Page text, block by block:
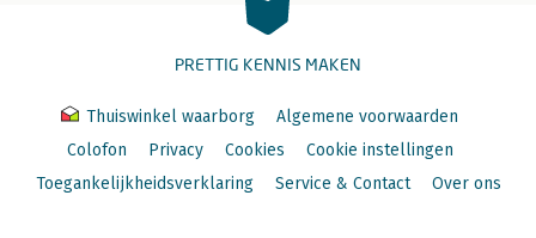
PRETTIG KENNIS MAKEN
Thuiswinkel waarborg
Algemene voorwaarden
Colofon
Privacy Cookies
Cookie instellingen
Toegankelijkheidsverklaring
Service & Contact Over ons